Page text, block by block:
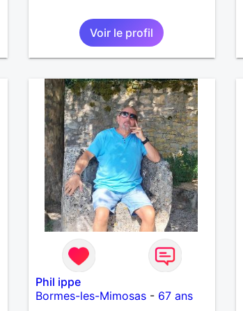
Voir le profil
Phil ippe
Bormes-les-Mimosas- 67 ans